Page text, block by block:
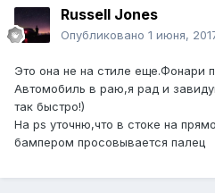
Russell Jones
Опубликовано 1 июня,
Это она не на стиле еще.Фонари
Автомобиль в раю,я рад и
так быстро!)
На ps уточню,что в стоке на
бампером просовывается палец